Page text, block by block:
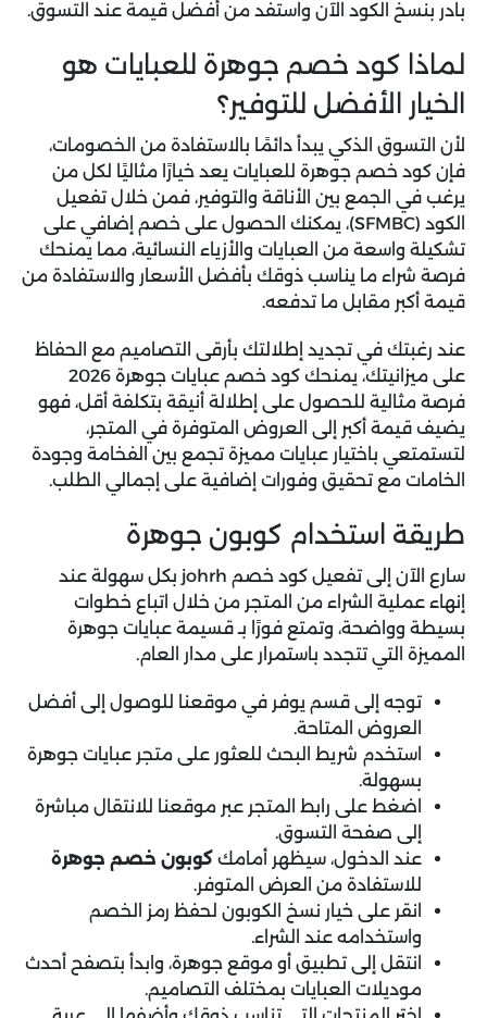
بادر بنسخ الكود الآن واستفد من أفضل قيمة عند التسوق.
لماذا كود خصم جوهرة للعبايات هو
الخيار الأفضل للتوفير؟
لأن التسوق الذكي يبدأ دائمًا بالاستفادة من الخصومات،
فإن كود خصم جوهرة للعبايات يعد خيارًا مثاليًا لكل من
يرغب في الجمع بين الأناقة والتوفير، فمن خلال تفعيل
الكود (SFMBC)، يمكنك الحصول على خصم إضافي على
تشكيلة واسعة من العبايات والأزياء النسائية، مما يمنحك
فرصة شراء ما يناسب ذوقك بأفضل الأسعار والاستفادة من
قيمة أكبر مقابل ما تدفعه.
عند رغبتك في تجديد إطلالتك بأرقى التصاميم مع الحفاظ
على ميزانيتك، يمنحك كود خصم عبايات جوهرة 2026
فرصة مثالية للحصول على إطلالة أنيقة بتكلفة أقل، فهو
يضيف قيمة أكبر إلى العروض المتوفرة في المتجر،
لتستمتعي باختيار عبايات مميزة تجمع بين الفخامة وجودة
الخامات مع تحقيق وفورات إضافية على إجمالي الطلب.
طريقة استخدام كوبون جوهرة
سارع الآن إلى تفعيل كود خصم johrh
بكل سهولة عند
إنهاء عملية الشراء من المتجر من خلال اتباع خطوات
بسيطة وواضحة، وتمتع فورًا بـ قسيمة عبايات جوهرة
المميزة التي تتجدد باستمرار على مدار العام.
توجه إلى قسم يوفر في موقعنا للوصول إلى أفضل
العروض المتاحة.
استخدم شريط البحث للعثور على متجر عبايات جوهرة
بسهولة.
اضغط على رابط المتجر عبر موقعنا للانتقال مباشرة
إلى صفحة التسوق.
عند الدخول، سيظهر أمامك كوبون خصم جوهرة
للاستفادة من العرض المتوفر.
انقر على خيار نسخ الكوبون لحفظ رمز الخصم
واستخدامه عند الشراء.
انتقل إلى تطبيق أو موقع جوهرة، وابدأ بتصفح أحدث
موديلات العبايات بمختلف التصاميم.